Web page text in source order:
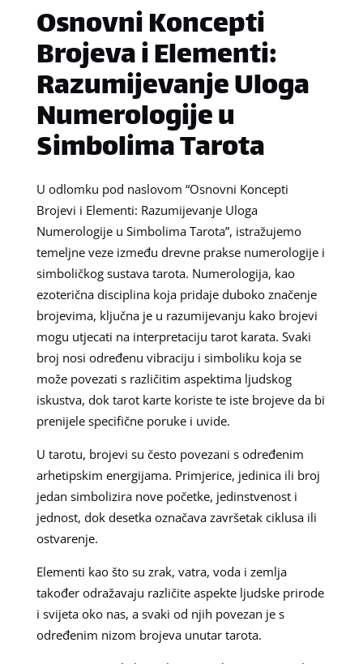
Osnovni Koncepti
Brojeva i Elementi:
Razumijevanje Uloga
Numerologije u
Simbolima Tarota
U odlomku pod naslovom “Osnovni Koncepti
Brojevi i Elementi: Razumijevanje Uloga
Numerologije u Simbolima Tarota”, istražujemo
temeljne veze između drevne prakse numerologije i
simboličkog sustava tarota. Numerologija, kao
ezoterična disciplina koja pridaje duboko značenje
brojevima, ključna je u razumijevanju kako brojevi
mogu utjecati na interpretaciju tarot karata. Svaki
broj nosi određenu vibraciju i simboliku koja se
može povezati s različitim aspektima ljudskog
iskustva, dok tarot karte koriste te iste brojeve da bi
prenijele specifične poruke i uvide.
U tarotu, brojevi su često povezani s određenim
arhetipskim energijama. Primjerice, jedinica ili broj
jedan simbolizira nove početke, jedinstvenost i
jednost, dok desetka označava završetak ciklusa ili
ostvarenje.
Elementi kao što su zrak, vatra, voda i zemlja
također odražavaju različite aspekte ljudske prirode
i svijeta oko nas, a svaki od njih povezan je s
određenim nizom brojeva unutar tarota.